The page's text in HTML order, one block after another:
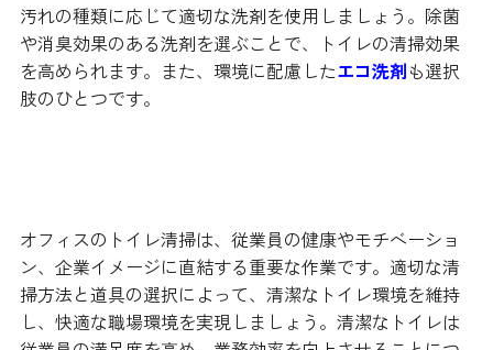
汚れの種類に応じて適切な洗剤を使用しましょう。除菌
や消臭効果のある洗剤を選ぶことで、トイレの清掃効果
を高められます。また、環境に配慮したエコ洗剤も選択
肢のひとつです。
オフィスのトイレ清掃は、従業員の健康やモチベーショ
ン、企業イメージに直結する重要な作業です。適切な清
掃方法と道具の選択によって、清潔なトイレ環境を維持
し、快適な職場環境を実現しましょう。清潔なトイレは